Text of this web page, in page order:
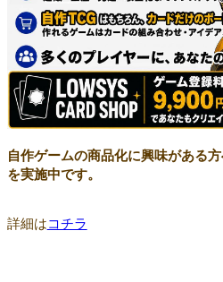
自作ゲームの商品化に興味がある
を実施中です。
詳細はコチラ